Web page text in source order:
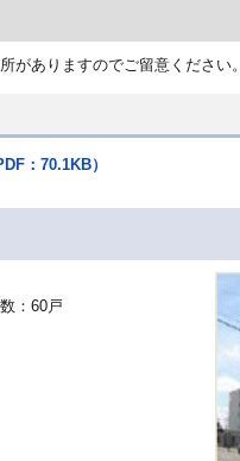
がありますのでご留意ください。
：70.1KB）
：60戸